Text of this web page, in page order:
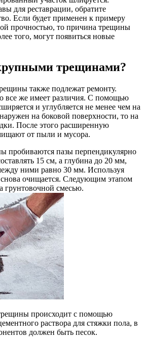
для реставрации, обратите
Если будет применен к примеру
прочностью, то причина трещины
того, могут появиться новые
трещинами?
также подлежат ремонту.
все же имеет различия. С помощью
и углубляется не менее чем на
на боковой поверхности, то на
После этого расширенную
от пыли и мусора.
пробиваются пазы перпендикулярно
15 см, а глубина до 20 мм,
ними равно 30 мм. Используя
очищается. Следующим этапом
грунтовочной смесью.
происходит с помощью
раствора для стяжки пола, в
должен быть песок.